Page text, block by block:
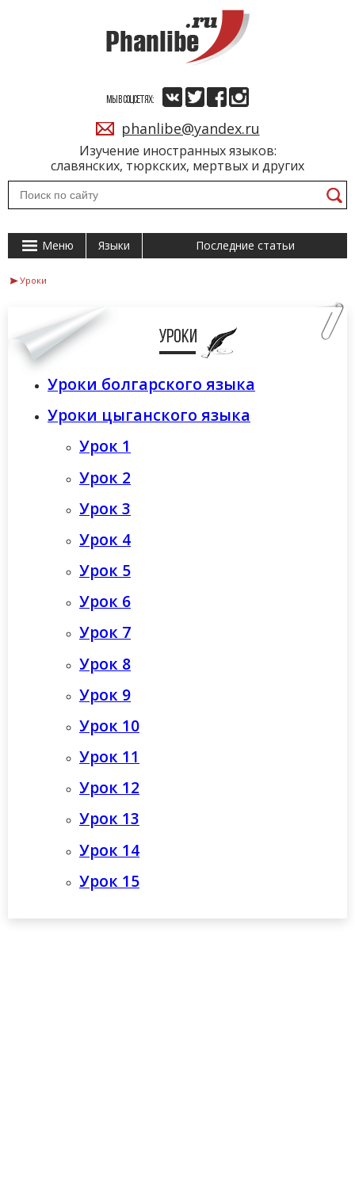
Изучение иностранных языков:
славянских, тюркских, мертвых и других
МЫ В СОЦСЕТЯХ:
phanlibe@yandex.ru
Меню Языки Последние статьи
Уроки
Уроки
Уроки болгарского языка
Уроки цыганского языка
Урок 1
Урок 2
Урок 3
Урок 4
Урок 5
Урок 6
Урок 7
Урок 8
Урок 9
Урок 10
Урок 11
Урок 12
Урок 13
Урок 14
Урок 15